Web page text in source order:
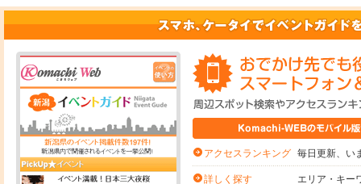
アクセスランキング 毎日更新、い
詳しく探す エリア・キー